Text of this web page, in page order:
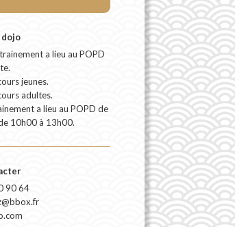
dojo
a lieu au POPD
jeunes.
adultes.
a lieu au POPD de
10h00 à 13h00.
90 64